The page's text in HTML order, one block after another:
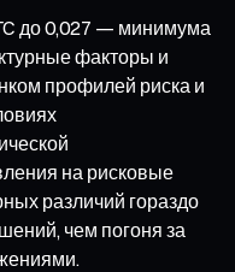
до 0,027 — минимума
факторы и
профилей риска и
на рисковые
различий гораздо
чем погоня за